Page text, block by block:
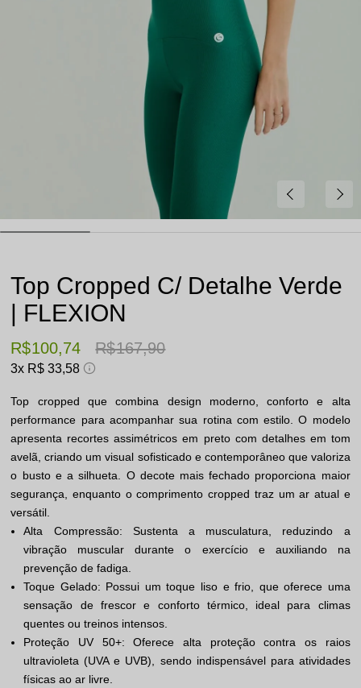
Top Cropped C/ Detalhe Verde
| FLEXION
R$ 167,90
R$ 100,74
3x R$ 33,58
Top cropped que combina design moderno, conforto e alta
performance para acompanhar sua rotina com estilo. O modelo
apresenta recortes assimétricos em preto com detalhes em tom
avelã, criando um visual sofisticado e contemporâneo que valoriza
o busto e a silhueta. O decote mais fechado proporciona maior
segurança, enquanto o comprimento cropped traz um ar atual e
versátil.
Alta Compressão: Sustenta a musculatura, reduzindo a
vibração muscular durante o exercício e auxiliando na
prevenção de fadiga.
Toque Gelado: Possui um toque liso e frio, que oferece uma
sensação de frescor e conforto térmico, ideal para climas
quentes ou treinos intensos.
Proteção UV 50+: Oferece alta proteção contra os raios
ultravioleta (UVA e UVB), sendo indispensável para atividades
físicas ao ar livre.